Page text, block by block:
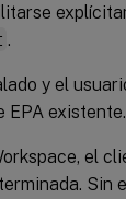
.
y el
EPA existente.
el
Sin